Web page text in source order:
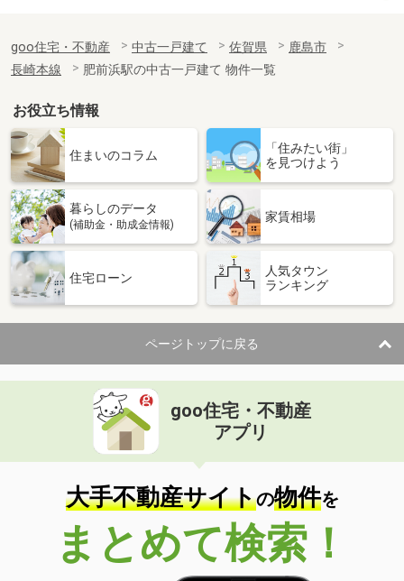
goo住宅・不動産 中古一戸建て 佐賀県
鹿島市
長崎本線
肥前浜駅の中古一戸建て 物件一覧
お役立ち情報
住まいのコラム
「住みたい街」
を見つけよう
暮らしのデータ
(補助金・助成金情報)
家賃相場
住宅ローン
人気タウン
ランキング
ページトップに戻る
goo住宅・不動産
アプリ
大手不動産サイトの物件を
まとめて検索！